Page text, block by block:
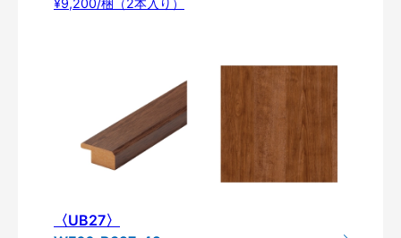
¥9,200/梱（2本入り）
〈UB27〉